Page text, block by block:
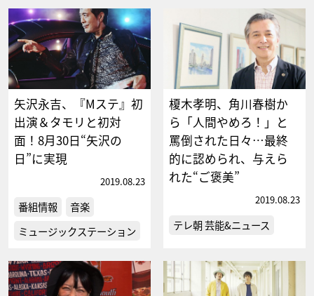
矢沢永吉、『Mステ』初
出演＆タモリと初対
面！8月30日“矢沢の
日”に実現
2019.08.23
番組情報
音楽
ミュージックステーション
榎木孝明、角川春樹か
ら「人間やめろ！」と
罵倒された日々…最終
的に認められ、与えら
れた“ご褒美”
2019.08.23
テレ朝 芸能&ニュース